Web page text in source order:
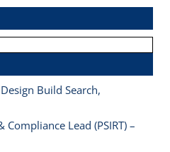
Build Search,
Lead (PSIRT) –